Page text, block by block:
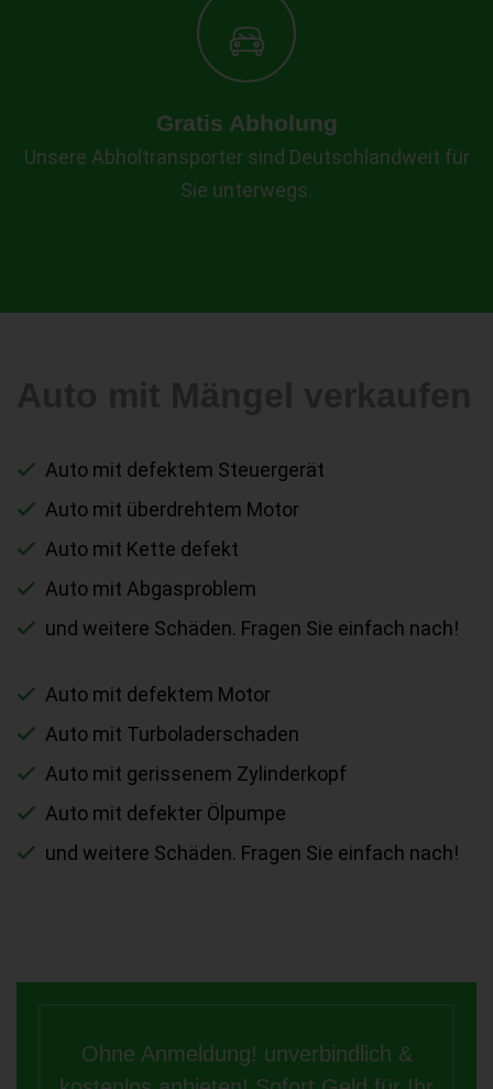
Gratis Abholung
Unsere Abholtransporter sind Deutschlandweit für
Sie unterwegs.
Auto mit defektem Steuergerät
Auto mit überdrehtem Motor
Auto mit Kette defekt
Auto mit Abgasproblem
und weitere Schäden. Fragen Sie einfach nach!
Auto mit defektem Motor
Auto mit Turboladerschaden
Auto mit gerissenem Zylinderkopf
Auto mit defekter Ölpumpe
und weitere Schäden. Fragen Sie einfach nach!
Ohne Anmeldung! unverbindlich &